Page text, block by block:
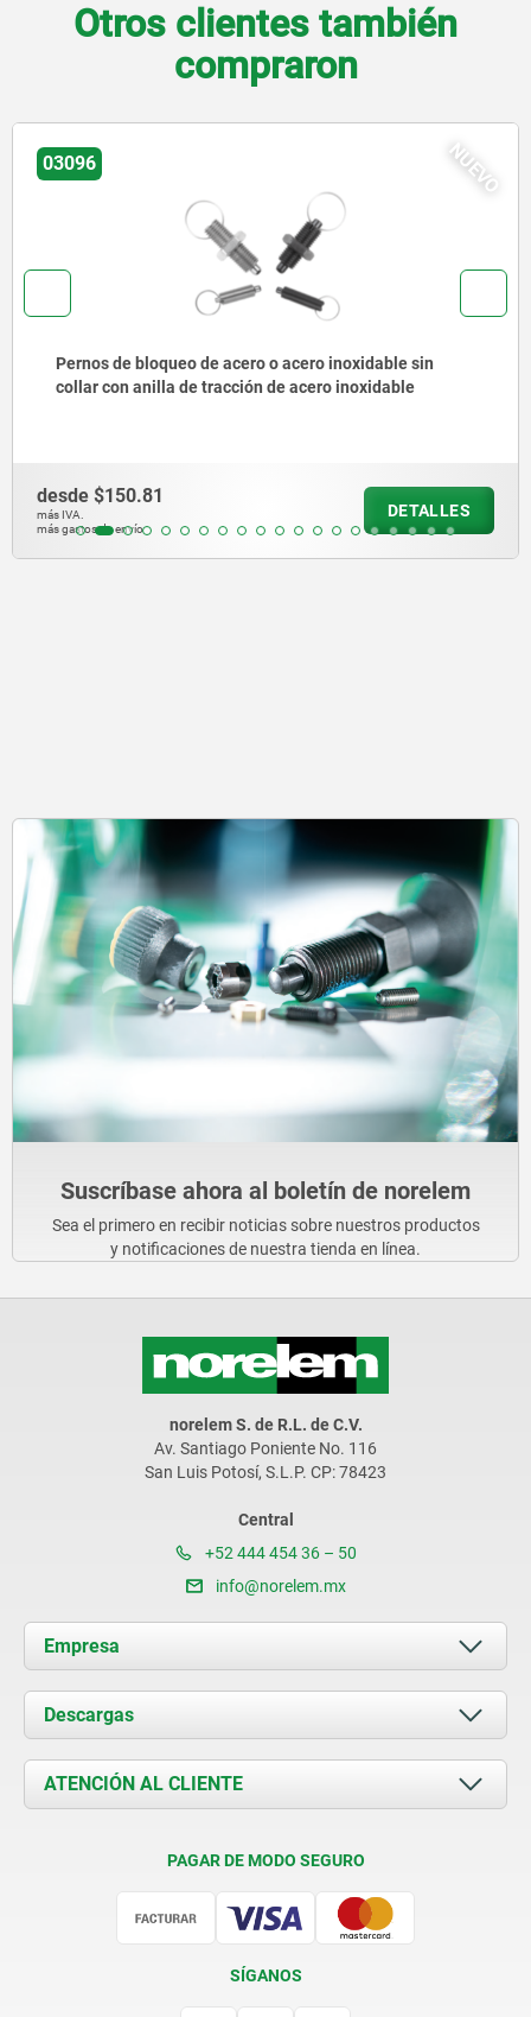
Otros clientes también
compraron
03182
Pernos de bloqueo de precisión de acero con bola de
empuñadura de plástico y clavija de bloqueo cónica
desde$2,336.96
más gastos de envío
DETALLES
Suscríbase ahora al boletín de norelem
Sea el primero en recibir noticias sobre nuestros productos
y notificaciones de nuestra tienda en línea.
norelem S. de R.L. de C.V.
Av. Santiago Poniente No. 116
San Luis Potosí, S.L.P. CP: 78423
Central
+52 444 454 36 – 50
info@norelem.mx
Empresa
Acerca de nosotros
Novedades
Contacto
Descargas
Documents
ATENCIÓN AL CLIENTE
PAGAR DE MODO SEGURO
SÍGANOS